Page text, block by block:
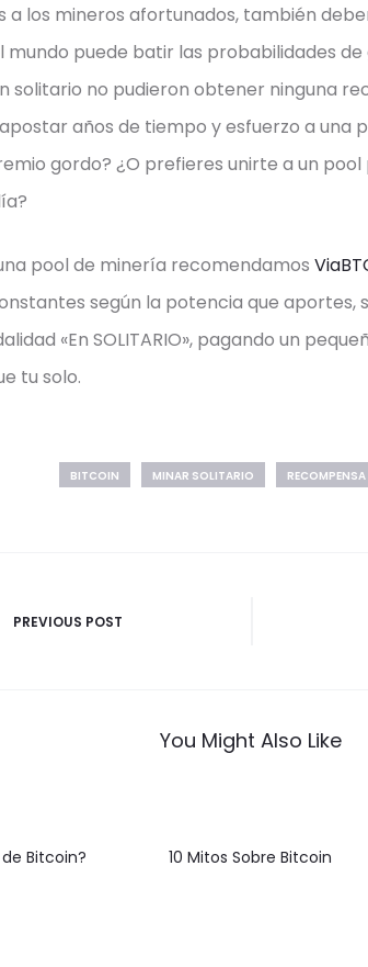
a los mineros afortunados, también
mundo puede batir las probabilidades de
solitario no pudieron obtener ninguna
años de tiempo y esfuerzo a
gordo? ¿O prefieres unirte a un
pool de minería recomendamos
según la potencia que aportes,
«En SOLITARIO», pagando un
tu solo.
BITCOIN MINAR SOLITARIO RECOMPENSA
PREVIOUS POST
You Might Also Like
Bitcoin? 10 Mitos Sobre Bitcoin